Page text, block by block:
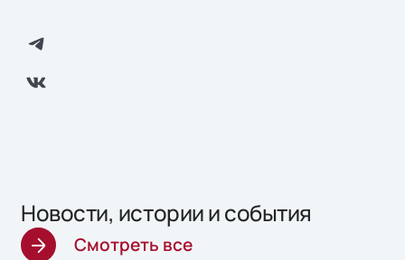
Новости, истории и события
Смотреть все